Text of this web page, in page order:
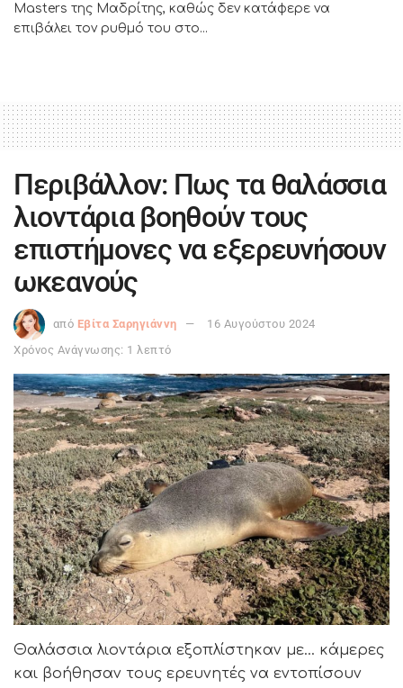
Masters της Μαδρίτης, καθώς δεν κατάφερε να
επιβάλει τον ρυθμό του στο...
Περιβάλλον: Πως τα θαλάσσια
λιοντάρια βοηθούν τους
επιστήμονες να εξερευνήσουν
ωκεανούς
από Εβίτα Σαρηγιάννη
16 Αυγούστου 2024
Χρόνος Ανάγνωσης: 1 λεπτό
Θαλάσσια λιοντάρια εξοπλίστηκαν με… κάμερες
και βοήθησαν τους ερευνητές να εντοπίσουν